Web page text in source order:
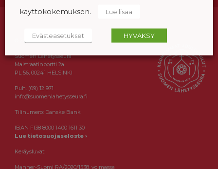
© 2024 Suomen Lähetysseura
Suomen Lähetysseura
Maistraatinportti 2a
PL 56, 00241 HELSINKI
Puh. (09) 12 971
info@suomenlahetysseura.fi
Tilinumero: Danske Bank
IBAN FI38 8000 1400 1611 30
Lue tietosuojaseloste ›
Keräysluvat:
Manner-Suomi RA/2020/1538, voimassa
käyttökokemuksen.
Lue lisää
Evästeasetukset HYVÄKSY